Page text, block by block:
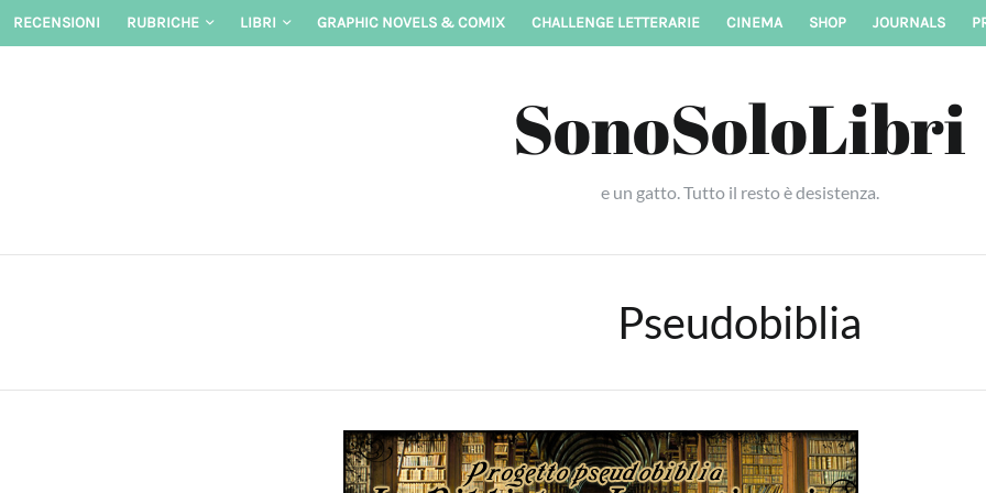
Skip
RECENSIONI RUBRICHE LIBRI GRAPHIC NOVELS & COMIX CHALLENGE LETTERARIE CINEMA SHOP JOURNALS
SonoSoloLibri
e un gatto. Tutto il resto è desistenza.
Pseudobiblia